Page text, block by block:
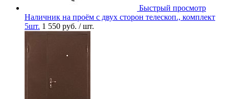
Быстрый просмотр
Наличник на проём с двух сторон телескоп., комплект
5шт. 1 550 руб. / шт.